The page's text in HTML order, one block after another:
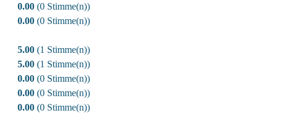
0.00 (0 Stimme(n))
0.00 (0 Stimme(n))
5.00 (1 Stimme(n))
5.00 (1 Stimme(n))
0.00 (0 Stimme(n))
0.00 (0 Stimme(n))
0.00 (0 Stimme(n))